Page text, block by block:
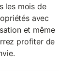
les mois de
avec
et même
profiter de